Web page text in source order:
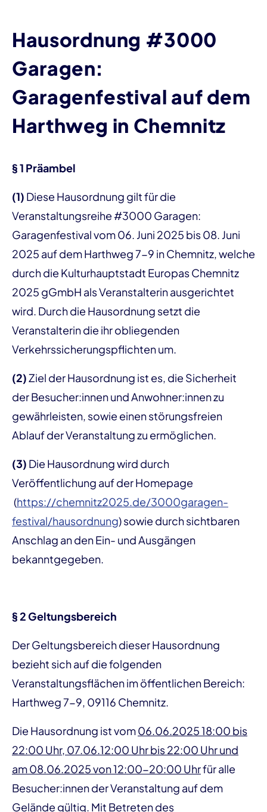
Hausordnung #3000
Garagen:
Garagenfestival auf dem
Harthweg in Chemnitz
§ 1 Präambel
(1) Diese Hausordnung gilt für die
Veranstaltungsreihe #3000 Garagen:
Garagenfestival vom 06. Juni 2025 bis 08. Juni
2025 auf dem Harthweg 7-9 in Chemnitz, welche
durch die Kulturhauptstadt Europas Chemnitz
2025 gGmbH als Veranstalterin ausgerichtet
wird. Durch die Hausordnung setzt die
Veranstalterin die ihr obliegenden
Verkehrssicherungspflichten um.
(2)Ziel der Hausordnung ist es, die Sicherheit
der Besucher:innen und Anwohner:innen zu
gewährleisten, sowie einen störungsfreien
Ablauf der Veranstaltung zu ermöglichen.
(3) Die Hausordnung wird durch
Veröffentlichung auf der Homepage
(https://chemnitz2025.de/3000garagen-
festival/hausordnung) sowie durch sichtbaren
Anschlag an den Ein- und Ausgängen
bekanntgegeben.
§ 2 Geltungsbereich
Der Geltungsbereich dieser Hausordnung
bezieht sich auf die folgenden
Veranstaltungsflächen im öffentlichen Bereich:
Harthweg 7-9, 09116 Chemnitz.
Die Hausordnung ist vom06.06.2025 18:00 bis
22:00 Uhr, 07.06.12:00 Uhr bis 22:00 Uhr und
am 08.06.2025 von 12:00-20:00 Uhrfür alle
Besucher:innen der Veranstaltung auf dem
Gelände gültig. Mit Betreten des